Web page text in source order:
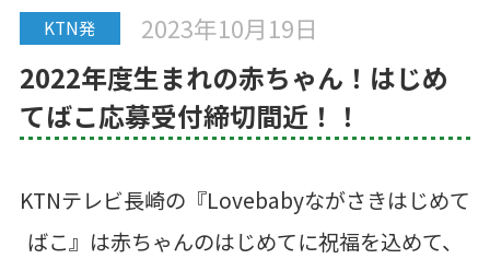
KTN発 2023年10月19日
2022年度生まれの赤ちゃん！はじめ
てばこ応募受付締切間近！！
KTNテレビ長崎の『Lovebabyながさきはじめて
ばこ』は赤ちゃんのはじめてに祝福を込めて、